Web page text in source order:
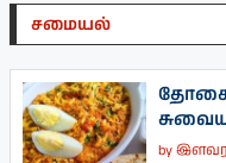
சமையல்
தோசை,
by